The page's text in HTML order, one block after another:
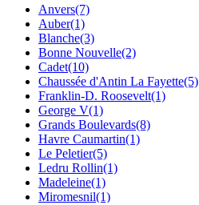
Paris 20ème
Autour de Paris
77 Seine et Marne
91 Essonne(1)
92 Hauts de Seine
93 Seine Saint Denis(3)
94 Val de Marne(4)
Anvers(7)
Auber(1)
Blanche(3)
Bonne Nouvelle(2)
Cadet(10)
Chaussée d'Antin La Fayette(5)
Franklin-D. Roosevelt(1)
George V(1)
Grands Boulevards(8)
Havre Caumartin(1)
Le Peletier(5)
Ledru Rollin(1)
Madeleine(1)
Miromesnil(1)